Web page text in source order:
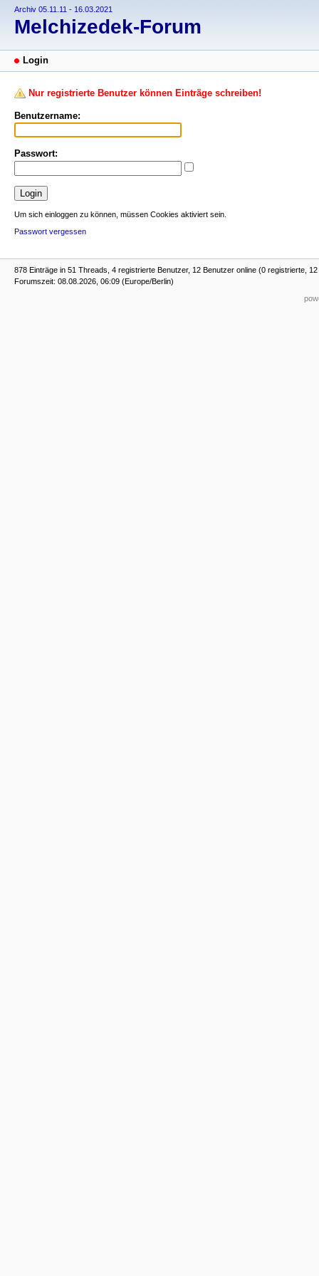
Archiv 05.11.11 - 16.03.2021
Melchizedek-Forum
Login
Nur registrierte Benutzer können Einträge schreiben!
Benutzername:
Passwort:
Um sich einloggen zu können, müssen Cookies aktiviert sein.
Passwort vergessen
878 Einträge in 51 Threads, 4 registrierte Benutzer, 12 Benutzer online (0 registrierte,
Forumszeit: 08.08.2026, 06:09 (Europe/Berlin)